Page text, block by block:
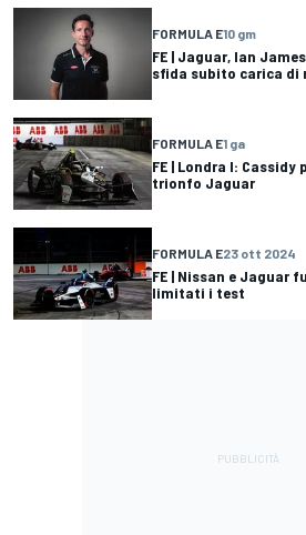
FORMULA E10 gm
FE | Jaguar, Ian
sfida subito carica di
FORMULA E1 ga
FE | Londra I:
trionfo Jaguar
FORMULA E23 ott 2024
FE | Nissan e Jaguar
limitati i test